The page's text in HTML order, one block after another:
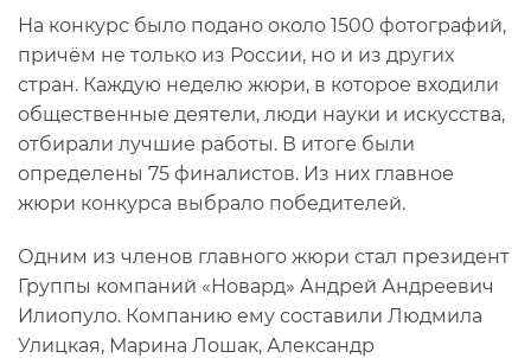
На конкурс было подано около 1500 фотографий,
причём не только из России, но и из других
стран. Каждую неделю жюри, в которое входили
общественные деятели, люди науки и искусства,
отбирали лучшие работы. В итоге были
определены 75 финалистов. Из них главное
жюри конкурса выбрало победителей.
Одним из членов главного жюри стал президент
Группы компаний «Новард» Андрей Андреевич
Илиопуло. Компанию ему составили Людмила
Улицкая, Марина Лошак, Александр